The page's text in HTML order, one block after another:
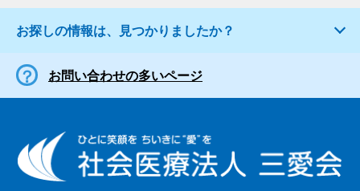
お探しの情報は、見つかりましたか？
お問い合わせの多いページ